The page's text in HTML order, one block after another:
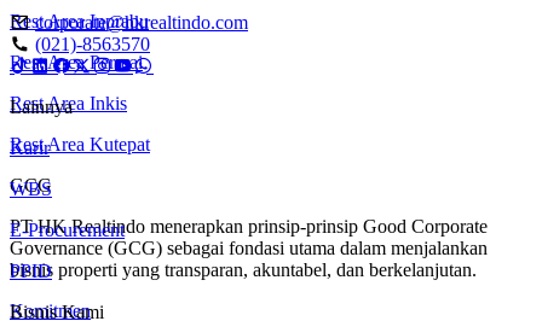
Rest Area Inprabu
Rest Area Permai
Rest Area Inkis
Rest Area Kutepat
GCG
PT HK Realtindo menerapkan prinsip-prinsip Good Corporate
Governance (GCG) sebagai fondasi utama dalam menjalankan
bisnis properti yang transparan, akuntabel, dan berkelanjutan.
Komitmen
corporate@hkrealtindo.com
(021)-8563570
Lainnya
Karir
WBS
E-Procurement
PPID
Bisnis Kami